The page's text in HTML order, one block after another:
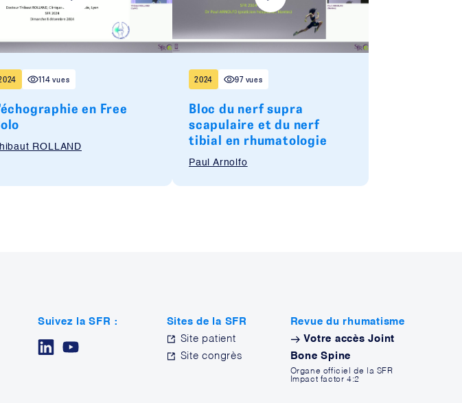
114 vues
en Free
ROLLAND
2024 97 vues
Bloc du nerf supra
scapulaire et du nerf
tibial en rhumatologie
Paul Arnolfo
Suivez la SFR :
Sites de la SFR
Site patient
Site congrès
Revue du rhumatisme
Votre accès Joint
Bone Spine
Organe officiel de la SFR
Impact factor 4:2